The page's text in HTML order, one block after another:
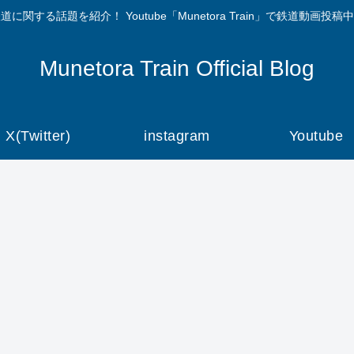
に関する話題を紹介！ Youtube「Munetora Train」で鉄道動画投稿
Munetora Train Official Blog
X(Twitter) instagram Youtube